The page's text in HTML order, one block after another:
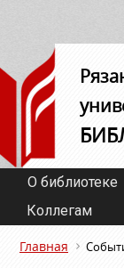
О библиотеке
Коллегам
Главная